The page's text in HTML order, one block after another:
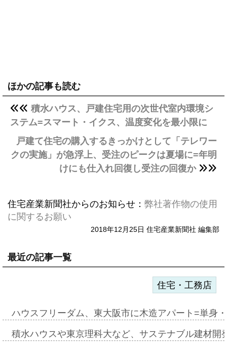
ほかの記事も読む
積水ハウス、戸建住宅用の次世代室内環境シ
ステム=スマート・イクス、温度変化を最小限に
戸建て住宅の購入するきっかけとして「テレワー
クの実施」が急浮上、受注のピークは夏場に=年明
けにも仕入れ回復し受注の回復か
住宅産業新聞社からのお知らせ： 弊社著作物の使用
に関するお願い
2018年12月25日 住宅産業新聞社 編集部
最近の記事一覧
住宅・工務店
ハウスフリーダム、東大阪市に木造アパート=単身
積水ハウスや東京理科大など、サステナブル建材